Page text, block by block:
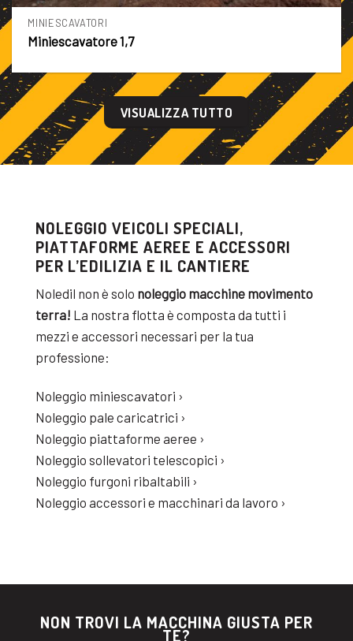
1,7
VISUALIZZA TUTTO
NOLEGGIO VEICOLI SPECIALI,
PIATTAFORME AEREE E ACCESSORI
PER L’EDILIZIA E IL CANTIERE
Noledil non è solo noleggio macchine movimento
terra! La nostra flotta è composta da tutti i
mezzi e accessori necessari per la tua
professione:
Noleggio miniescavatori ›
Noleggio pale caricatrici ›
Noleggio piattaforme aeree ›
Noleggio sollevatori telescopici ›
Noleggio furgoni ribaltabili ›
Noleggio accessori e macchinari da lavoro ›
NON TROVI LA MACCHINA GIUSTA PER
TE?